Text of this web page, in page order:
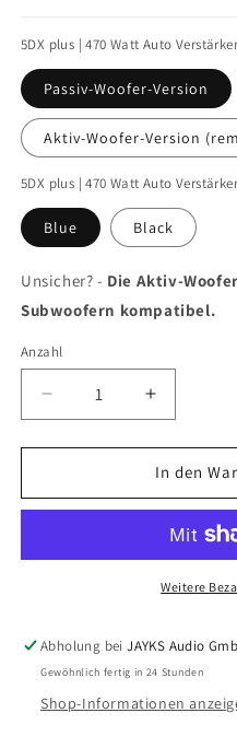
5DX plus | 470 Watt Auto
Passiv-Woofer-Version
Aktiv-Woofer-Version
5DX plus | 470 Watt Auto
Blue Black
Unsicher? - Die Aktiv-
Subwoofern kompatibel.
Anzahl
Verringere
die
Menge
5DX
HiFi-
für
Mercedes
A-
Erhöhe
die
Menge
für
5DX
Car-
HiFi-
für
Mercedes
A-
In den
Weitere
Abholung beiJAYKS Audio
Gewöhnlich fertig in 24 Stunden
Shop-Informationen